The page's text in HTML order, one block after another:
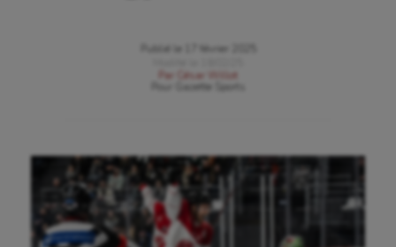
Publié le
17 février 2025
Par
César Willot
Gazette Sports